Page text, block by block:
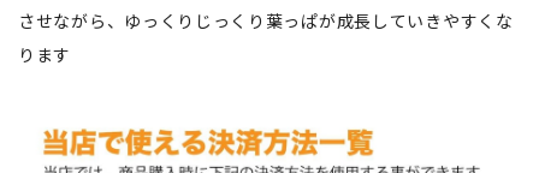
させながら、ゆっくりじっくり葉っぱが成長していきやすくな
ります